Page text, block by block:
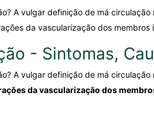
A vulgar definição de má
da vascularização dos membros
- Sintomas,
A vulgar definição de má
da vascularização dos